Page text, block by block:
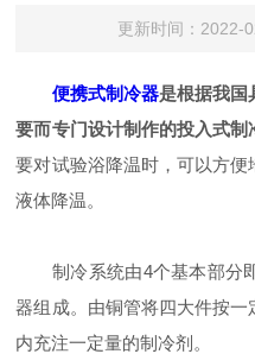
更新时间：
便携式制冷器是根据我国
要而专门设计制作的投入式制
要对试验浴降温时，可以方
液体降温。
制冷系统由4个基本部分
器组成。由铜管将四大件按
内充注一定量的制冷剂。